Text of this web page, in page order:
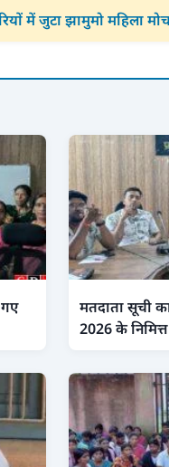
में जुटा झामुमो महिला
मतदाता सूची
2026 के